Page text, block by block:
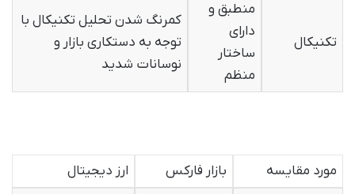
تکنیکال
منطبق و
دارای
ساختار
منظم
کمرنگ شدن تحلیل تکنیکال با
توجه به دستکاری بازار و
نوسانات شدید
مورد مقایسه بازار فارکس
ارز دیجیتال